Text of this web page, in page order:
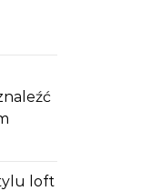
loft